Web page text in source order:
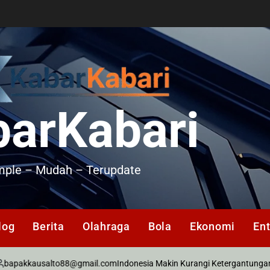
– Mudah – Terupdate
Berita Olahraga Bola Ekonomi
Indonesia Makin Kurangi Ketergantungan